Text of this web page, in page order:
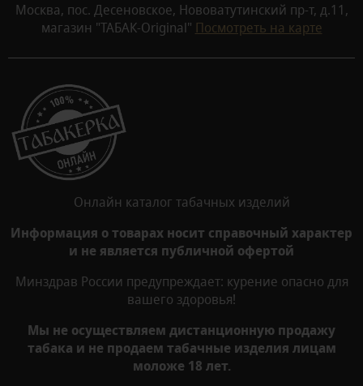
Москва, пос. Десеновское, Нововатутинский пр-т, д.11,
магазин "ТАБАК-Original" Посмотреть на карте
Онлайн каталог табачных изделий
Информация о товарах носит справочный характер
и не является публичной офертой
Минздрав России предупреждает: курение опасно для
вашего здоровья!
Мы не осуществляем дистанционную продажу
табака и не продаем табачные изделия лицам
моложе 18 лет.